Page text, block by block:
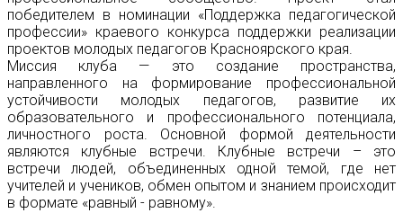
победителем в номинации «Поддержка педагогической
профессии» краевого конкурса поддержки реализации
проектов молодых педагогов Красноярского края.
Миссия клуба — это создание пространства,
направленного на формирование профессиональной
устойчивости молодых педагогов, развитие их
образовательного и профессионального потенциала,
личностного роста. Основной формой деятельности
являются клубные встречи. Клубные встречи – это
встречи людей, объединенных одной темой, где нет
учителей и учеников, обмен опытом и знанием происходит
в формате «равный - равному».